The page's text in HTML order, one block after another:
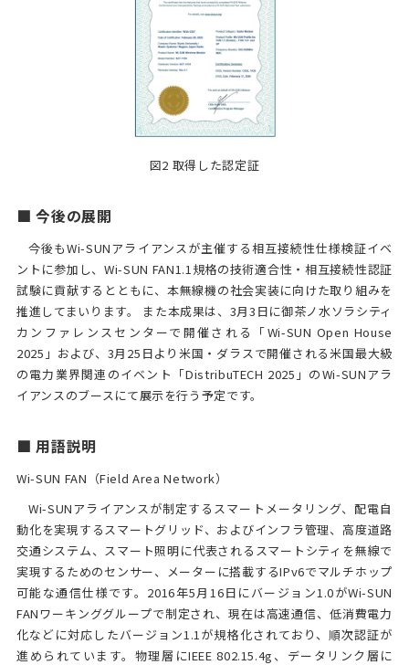
図2 取得した認定証
■ 今後の展開
今後もWi-SUNアライアンスが主催する相互接続性仕様検証イベ
ントに参加し、Wi-SUN FAN1.1規格の技術適合性・相互接続性認証
試験に貢献するとともに、本無線機の社会実装に向けた取り組みを
推進してまいります。 また本成果は、3月3日に御茶ノ水ソラシティ
カンファレンスセンターで開催される「Wi-SUN Open House
2025」および、3月25日より米国・ダラスで開催される米国最大級
の電力業界関連のイベント「DistribuTECH 2025」のWi-SUNアラ
イアンスのブースにて展示を行う予定です。
■ 用語説明
Wi-SUN FAN（Field Area Network）
Wi-SUNアライアンスが制定するスマートメータリング、配電自
動化を実現するスマートグリッド、およびインフラ管理、高度道路
交通システム、スマート照明に代表されるスマートシティを無線で
実現するためのセンサー、メーターに搭載するIPv6でマルチホップ
可能な通信仕様です。2016年5月16日にバージョン1.0がWi-SUN
FANワーキンググループで制定され、現在は高速通信、低消費電力
化などに対応したバージョン1.1が規格化されており、順次認証が
進められています。物理層にIEEE 802.15.4g、データリンク層に